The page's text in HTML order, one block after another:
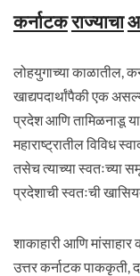
कर्नाटकराज्याचा
लोहयुगाच्या काळातील,
खाद्यपदार्थांपैकी एक
प्रदेश आणि तामिळनाडू
महाराष्ट्रातील विविध
तसेच त्याच्या स्वतःच्या
प्रदेशाची स्वतःची
शाकाहारी आणि
उत्तर कर्नाटक पाककृती,